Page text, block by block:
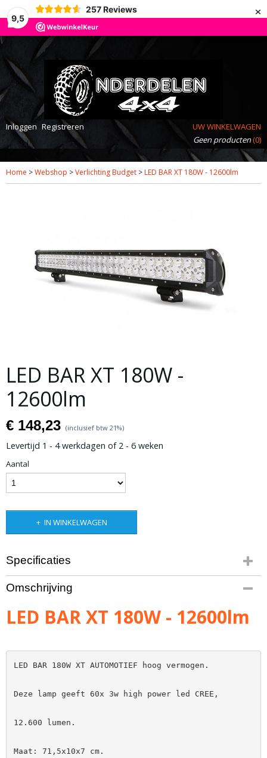
9,5
257 Reviews ×
Inloggen Registreren
UW WINKELWAGEN
Geen producten(0)
Home >Webshop >Verlichting Budget > LED BAR XT 180W - 12600lm
LED BAR XT 180W -
12600lm
€ 148,23 (inclusief btw 21%)
Levertijd 1 - 4 werkdagen of 2 - 6 weken
Aantal
IN WINKELWAGEN
Specificaties
Bruto gewicht
3,00 Kg
Omschrijving
LED BAR XT 180W - 12600lm
LED BAR 180W XT AUTOMOTIEF hoog vermogen.
Deze lamp geeft 60x 3w high power led CREE,
12.600 lumen.
Maat: 71,5x10x7 cm.